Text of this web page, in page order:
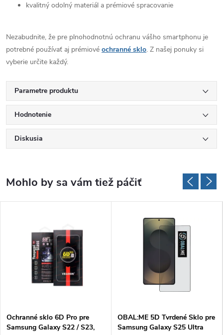
kvalitný odolný materiál a prémiové spracovanie
Nezabudnite, že pre plnohodnotnú ochranu vášho smartphonu je
potrebné používať aj prémiové ochranné sklo. Z našej ponuky si
vyberie určite každý.
Parametre produktu
Hodnotenie
Diskusia
Ochranné sklo 6D Pro pre
Samsung Galaxy S22 / S23,
OBAL:ME 5D Tvrdené Sklo pre
Samsung Galaxy S25 Ultra